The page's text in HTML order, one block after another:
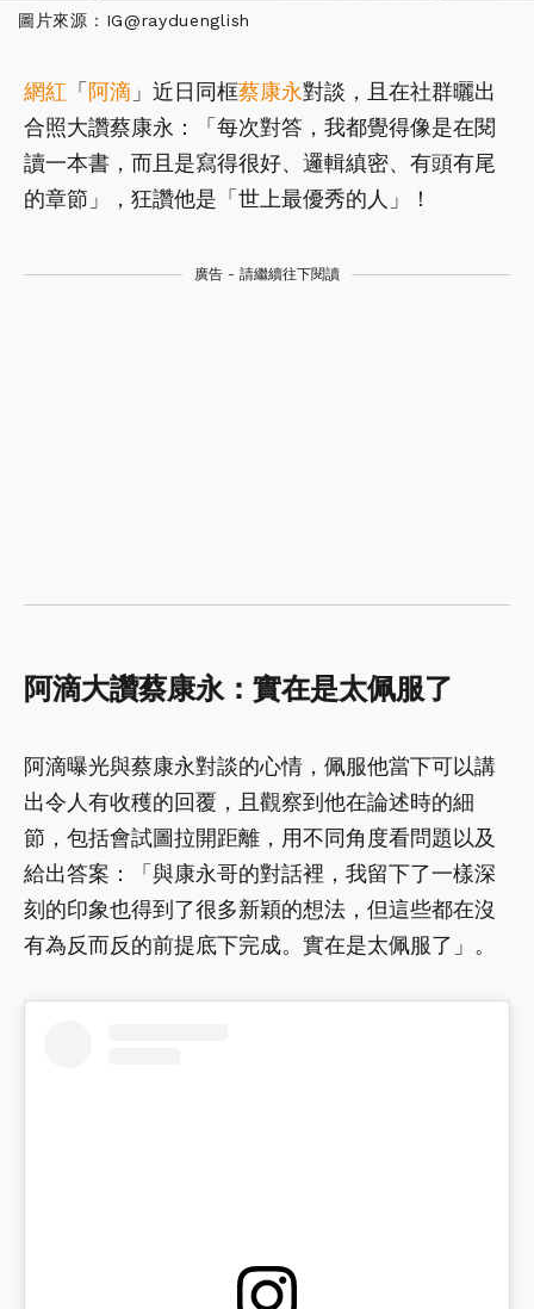
圖片來源：IG@rayduenglish
網紅 「 阿滴 」近日同框蔡康永對談，且在社群曬出
合照大讚蔡康永：「每次對答，我都覺得像是在閱
讀一本書，而且是寫得很好、邏輯縝密、有頭有尾
的章節」，狂讚他是「世上最優秀的人」！
廣告 - 請繼續往下閱讀
阿滴大讚蔡康永：實在是太佩服了
阿滴曝光與蔡康永對談的心情，佩服他當下可以講
出令人有收穫的回覆，且觀察到他在論述時的細
節，包括會試圖拉開距離，用不同角度看問題以及
給出答案：「與康永哥的對話裡，我留下了一樣深
刻的印象也得到了很多新穎的想法，但這些都在沒
有為反而反的前提底下完成。實在是太佩服了」。